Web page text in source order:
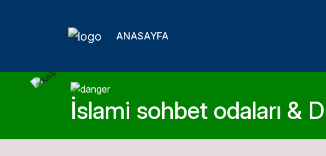
ANASAYFA
İslami sohbet odaları &